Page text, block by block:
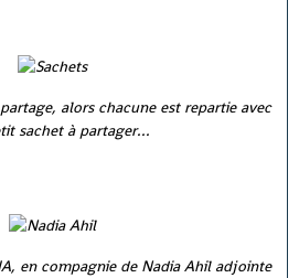
alors chacune est repartie avec
sachet à partager...
en compagnie de Nadia Ahil adjointe